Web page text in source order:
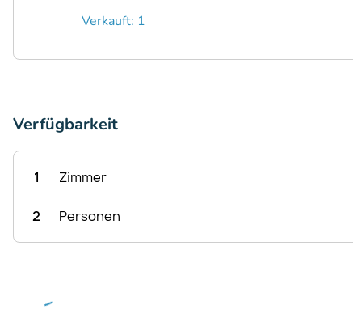
Verkauft: 1
Verfügbarkeit
1 Zimmer
2 Personen